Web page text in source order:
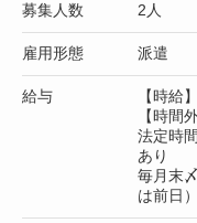
募集人数 2人
雇用形態 派遣
給与
【時給
【時間
法定時
あり
毎月末
は前日）